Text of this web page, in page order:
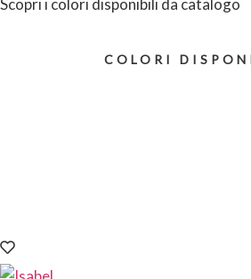
Scopri i colori disponibili da catalogo
COLORI